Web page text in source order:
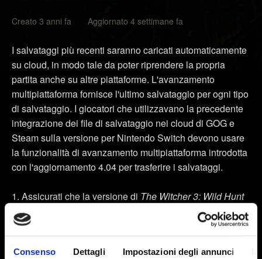
Consenso Dettagli Impostazioni degli annunci
Creato 3 anni fa Aggiornato 4 settimane fa
I salvataggi più recenti saranno caricati automaticamente
su cloud, in modo tale da poter riprendere la propria
partita anche su altre piattaforme. L'avanzamento
multipiattaforma fornisce l'ultimo salvataggio per ogni tipo
di salvataggio. I giocatori che utilizzavano la precedente
integrazione dei file di salvataggio nei cloud di GOG e
Steam sulla versione per Nintendo Switch devono usare
la funzionalità di avanzamento multipiattaforma introdotta
con l'aggiornamento 4.04 per trasferire i salvataggi.
Assicurati che la versione di The Witcher 3: Wild Hunt
sia aggiornata alla patch più recente. Trovi la versione
sotto il titolo nel menu principale.
Le mie ricompense